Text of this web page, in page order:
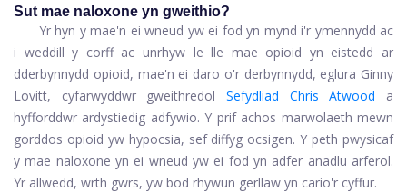
Sut mae naloxone yn gweithio?
Yr hyn y mae'n ei wneud yw ei fod yn mynd i'r ymennydd ac
i weddill y corff ac unrhyw le lle mae opioid yn eistedd ar
dderbynnydd opioid, mae'n ei daro o'r derbynnydd, eglura Ginny
Lovitt, cyfarwyddwr gweithredol
Sefydliad Chris Atwood
a
hyfforddwr ardystiedig adfywio. Y prif achos marwolaeth mewn
gorddos opioid yw hypocsia, sef diffyg ocsigen. Y peth pwysicaf
y mae naloxone yn ei wneud yw ei fod yn adfer anadlu arferol.
Yr allwedd, wrth gwrs, yw bod rhywun gerllaw yn cario'r cyffur.